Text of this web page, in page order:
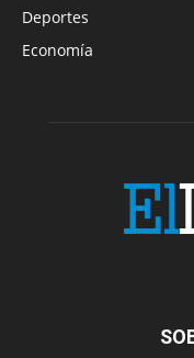
Deportes
Economía